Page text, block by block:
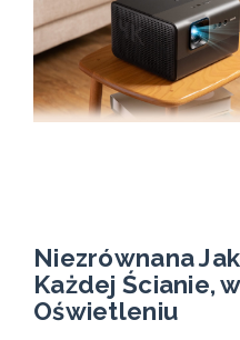
Niezrównana
Każdej Ścianie,
Oświetleniu